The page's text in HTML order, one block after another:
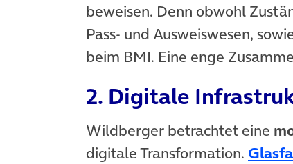
beweisen. Denn obwohl
Pass- und Ausweiswesen,
beim BMI. Eine enge
2. Digitale
Wildberger betrachtet eine
digitale Transformation.